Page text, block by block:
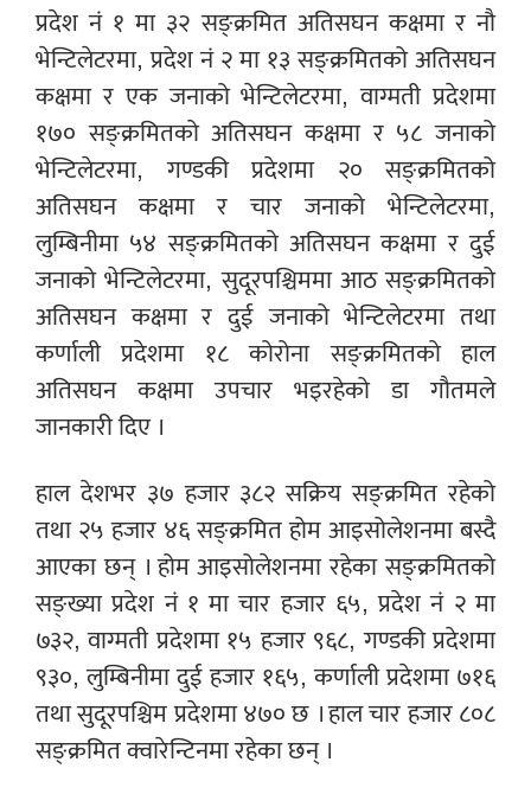
प्रदेश नं १ मा ३२ सङ्क्रमित अतिसघन कक्षमा र नौ
भेन्टिलेटरमा, प्रदेश नं २ मा १३ सङ्क्रमितको अतिसघन
कक्षमा र एक जनाको भेन्टिलेटरमा, वाग्मती प्रदेशमा
१७० सङ्क्रमितको अतिसघन कक्षमा र ५८ जनाको
भेन्टिलेटरमा, गण्डकी प्रदेशमा २० सङ्क्रमितको
अतिसघन कक्षमा र चार जनाको भेन्टिलेटरमा,
लुम्बिनीमा ५४ सङ्क्रमितको अतिसघन कक्षमा र दुई
जनाको भेन्टिलेटरमा, सुदूरपश्चिममा आठ सङ्क्रमितको
अतिसघन कक्षमा र दुई जनाको भेन्टिलेटरमा तथा
कर्णाली प्रदेशमा १८ कोरोना सङ्क्रमितको हाल
अतिसघन कक्षमा उपचार भइरहेको डा गौतमले
जानकारी दिए ।
हाल देशभर ३७ हजार ३८२ सक्रिय सङ्क्रमित रहेको
तथा २५ हजार ४६ सङ्क्रमित होम आइसोलेशनमा बस्दै
आएका छन् । होम आइसोलेशनमा रहेका सङ्क्रमितको
सङ्ख्या प्रदेश नं १ मा चार हजार ६५, प्रदेश नं २ मा
७३२, वाग्मती प्रदेशमा १५ हजार ९६८, गण्डकी प्रदेशमा
९३०, लुम्बिनीमा दुई हजार १६५, कर्णाली प्रदेशमा ७१६
तथा सुदूरपश्चिम प्रदेशमा ४७० छ । हाल चार हजार ८०८
सङ्क्रमित क्वारेन्टिनमा रहेका छन् ।